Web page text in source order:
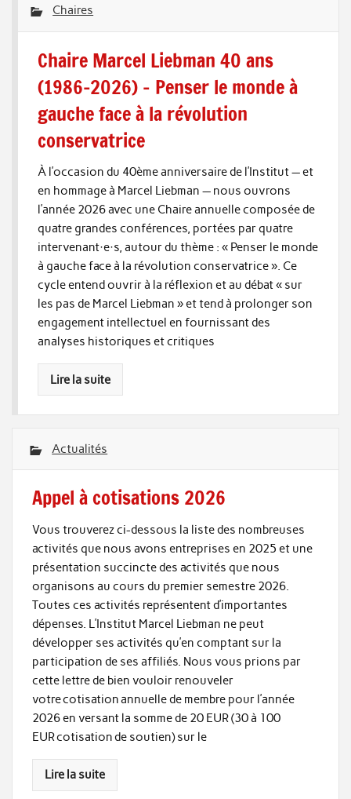
Chaires
Chaire Marcel Liebman 40 ans
(1986-2026) – Penser le monde à
gauche face à la révolution
conservatrice
À l’occasion du 40ème anniversaire de l’Institut — et
en hommage à Marcel Liebman — nous ouvrons
l’année 2026 avec une Chaire annuelle composée de
quatre grandes conférences, portées par quatre
intervenant·e·s, autour du thème : « Penser le monde
à gauche face à la révolution conservatrice ». Ce
cycle entend ouvrir à la réflexion et au débat « sur
les pas de Marcel Liebman » et tend à prolonger son
engagement intellectuel en fournissant des
analyses historiques et critiques
Lire la suite
Actualités
Appel à cotisations 2026
Vous trouverez ci-dessous la liste des nombreuses
activités que nous avons entreprises en 2025 et une
présentation succincte des activités que nous
organisons au cours du premier semestre 2026.
Toutes ces activités représentent d’importantes
dépenses. L’Institut Marcel Liebman ne peut
développer ses activités qu’en comptant sur la
participation de ses affiliés. Nous vous prions par
cette lettre de bien vouloir renouveler
votre cotisation annuelle de membre pour l’année
2026 en versant la somme de 20 EUR (30 à 100
EUR cotisation de soutien) sur le
Lire la suite